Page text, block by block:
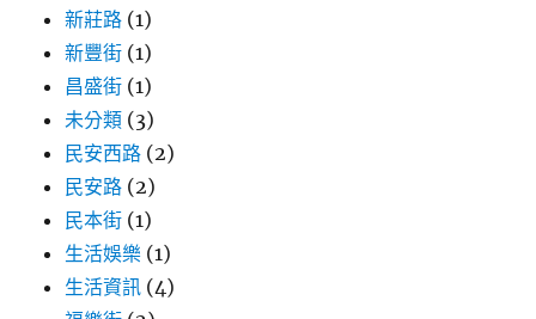
新莊路 (1)
新豐街 (1)
昌盛街 (1)
未分類 (3)
民安西路 (2)
民安路 (2)
民本街 (1)
生活娛樂 (1)
生活資訊 (4)